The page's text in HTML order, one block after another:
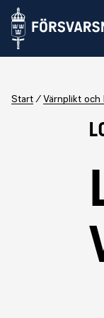
Start Värnplikt och